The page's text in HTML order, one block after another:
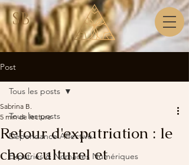
SB
Post
Tous les posts
Dépendance Affective
Expatriés & Nomades Numériques
Tous les posts
Retour d'expatriation : le
choc culturel et
Sabrina B.
5 min de lecture